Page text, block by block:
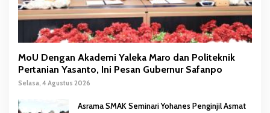
MoU Dengan Akademi Yaleka Maro dan Politeknik
Pertanian Yasanto, Ini Pesan Gubernur Safanpo
Selasa, 4 Agustus 2026
Asrama SMAK Seminari Yohanes Penginjil Asmat